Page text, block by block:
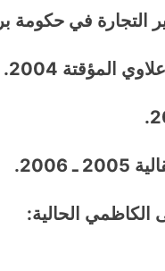
في حكومة بريمر 2003 ـ
المؤقتة 2004.
الحالية: